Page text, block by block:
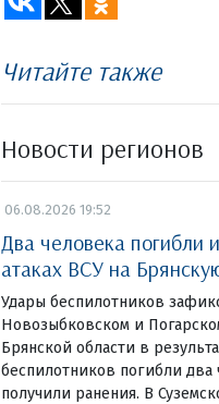
Читайте также
Новости регионов
06.08.2026 19:52
Два человека погибли
атаках ВСУ на
Удары беспилотников
Новозыбковском и
Брянской области в
беспилотников погибли два
получили ранения. В